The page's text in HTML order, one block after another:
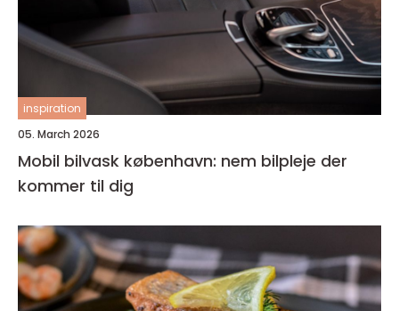
inspiration
05. March 2026
Mobil bilvask københavn: nem bilpleje der
kommer til dig